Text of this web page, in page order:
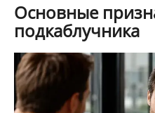
Основные
подкаблучника